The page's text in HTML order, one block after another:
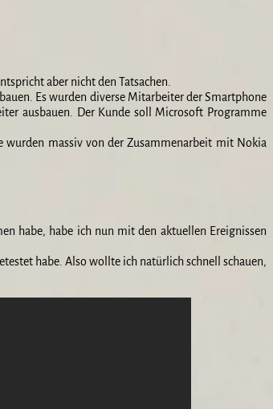
aber nicht den Tatsachen.
Es wurden diverse Mitarbeiter der Smartphone
ausbauen. Der Kunde soll Microsoft Programme
wurden massiv von der Zusammenarbeit mit Nokia
habe, habe ich nun mit den aktuellen Ereignissen
habe. Also wollte ich natürlich schnell schauen,